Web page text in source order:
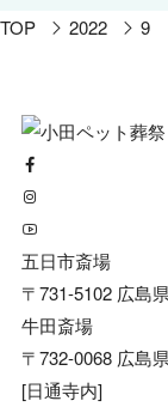
TOP 2022 9
五日市斎場
〒731-5102 広島
牛田斎場
〒732-0068 広島
[日通寺内]